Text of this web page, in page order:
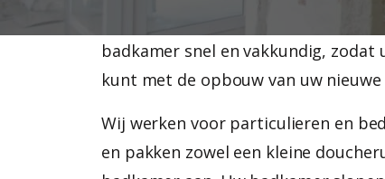
schoon en heel wilt houden. De
badkamer snel en vakkundig,
kunt met de opbouw van uw
Wij werken voor particulieren en
en pakken zowel een kleine